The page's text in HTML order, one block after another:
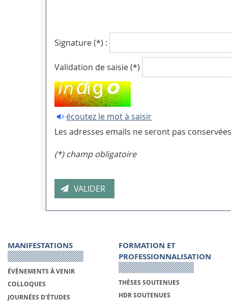
Signature (*) :
Validation de saisie (*)
écoutez le mot à saisir
Les adresses emails ne seront pas
(*) champ obligatoire
MANIFESTATIONS
ÉVÈNEMENTS À VENIR
COLLOQUES
JOURNÉES D'ÉTUDES
FORMATION ET
PROFESSIONNALISATION
THÈSES SOUTENUES
HDR SOUTENUES